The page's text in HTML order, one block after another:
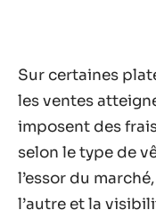
Sur certaines
les ventes
imposent des
selon le type de
l’essor du
l’autre et la